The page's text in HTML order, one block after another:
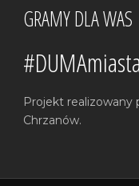
GRAMY DLA WAS
Projekt realizowany
Chrzanów.